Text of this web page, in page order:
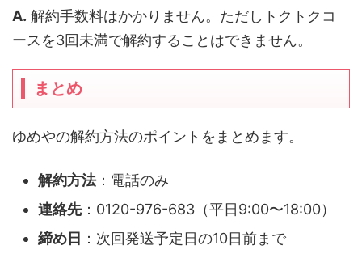
A. 解約手数料はかかりません。ただしトクトクコ
ースを3回未満で解約することはできません。
まとめ
ゆめやの解約方法のポイントをまとめます。
解約方法：電話のみ
連絡先：0120-976-683（平日9:00〜18:00）
締め日 ：次回発送予定日の10日前まで